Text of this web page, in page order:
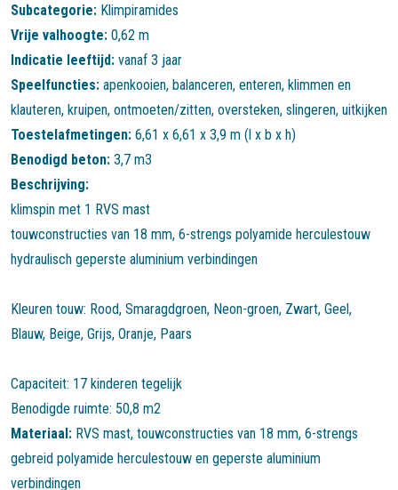
Subcategorie: Klimpiramides
Vrije valhoogte: 0,62 m
Indicatie leeftijd: vanaf 3 jaar
Speelfuncties: apenkooien, balanceren, enteren, klimmen en
klauteren, kruipen, ontmoeten/zitten, oversteken, slingeren, uitkijken
Toestelafmetingen: 6,61 x 6,61 x 3,9 m (l x b x h)
Benodigd beton: 3,7 m3
Beschrijving:
klimspin met 1 RVS mast
touwconstructies van 18 mm, 6-strengs polyamide herculestouw
hydraulisch geperste aluminium verbindingen
Kleuren touw: Rood, Smaragdgroen, Neon-groen, Zwart, Geel,
Blauw, Beige, Grijs, Oranje, Paars
Capaciteit: 17 kinderen tegelijk
Benodigde ruimte: 50,8 m2
Materiaal: RVS mast, touwconstructies van 18 mm, 6-strengs
gebreid polyamide herculestouw en geperste aluminium
verbindingen